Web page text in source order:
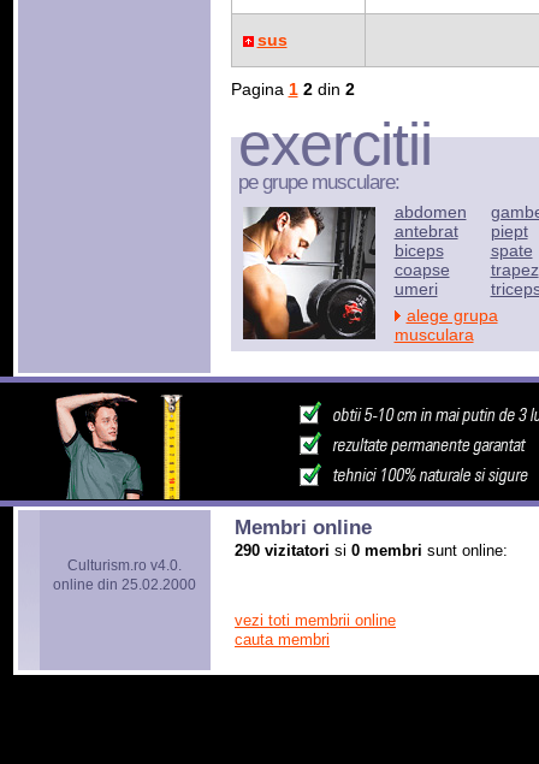
sus
Pagina 1 2din 2
exercitii
pe grupe musculare:
abdomen
antebrat
biceps
coapse
umeri
piept
spate
trapez
alege grupa
musculara
Culturism.ro v4.0.
online din 25.02.2000
Membri online
290 vizitatori si 0 membri sunt online:
vezi toti membrii online
cauta membri